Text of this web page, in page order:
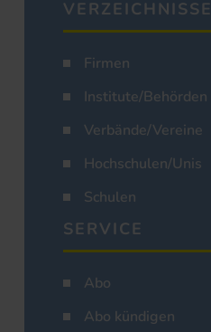
VERZEICHNISSE
Firmen
Institute/Behörden
Verbände/Vereine
Hochschulen/Unis
Schulen
SERVICE
Abo
Abo kündigen